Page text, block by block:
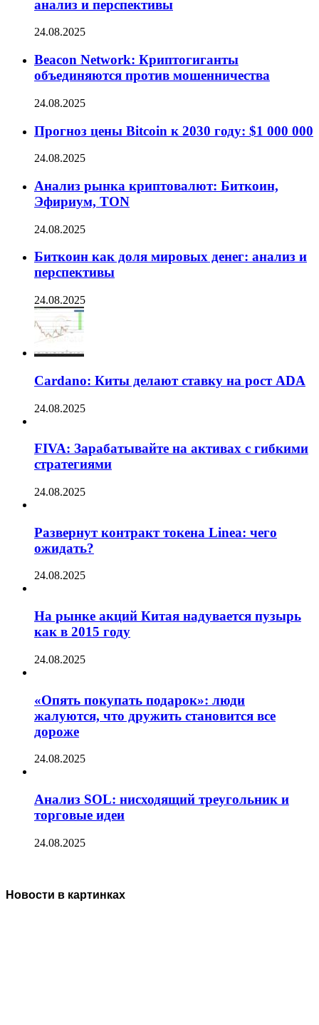
анализ и перспективы
24.08.2025
Beacon Network: Криптогиганты
объединяются против мошенничества
24.08.2025
Прогноз цены Bitcoin к 2030 году: $1 000 000
24.08.2025
Анализ рынка криптовалют: Биткоин,
Эфириум, TON
24.08.2025
Биткоин как доля мировых денег: анализ и
перспективы
24.08.2025
Cardano: Киты делают ставку на рост ADA
24.08.2025
FIVA: Зарабатывайте на активах с гибкими
стратегиями
24.08.2025
Развернут контракт токена Linea: чего
ожидать?
24.08.2025
На рынке акций Китая надувается пузырь
как в 2015 году
24.08.2025
«Опять покупать подарок»: люди
жалуются, что дружить становится все
дороже
24.08.2025
Анализ SOL: нисходящий треугольник и
торговые идеи
24.08.2025
Новости в картинках